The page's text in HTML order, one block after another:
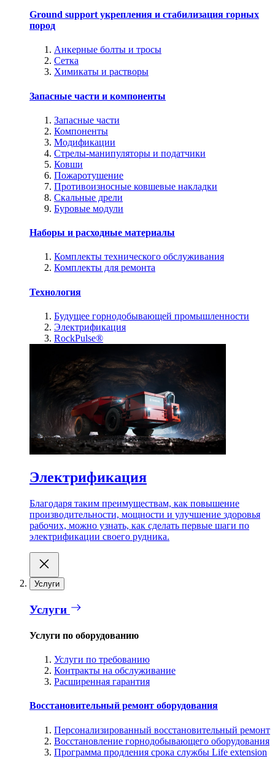
Ground support укрепления и стабилизация горных
пород
Анкерные болты и тросы
Сетка
Химикаты и растворы
Запасные части и компоненты
Запасные части
Компоненты
Модификации
Стрелы-манипуляторы и податчики
Ковши
Пожаротушение
Противоизносные ковшевые накладки
Скальные дрели
Буровые модули
Наборы и расходные материалы
Комплекты технического обслуживания
Комплекты для ремонта
Технология
Будущее горнодобывающей промышленности
Электрификация
RockPulse®
Электрификация
Благодаря таким преимуществам, как повышение
производительности, мощности и улучшение здоровья
рабочих, можно узнать, как сделать первые шаги по
электрификации своего рудника.
Услуги
Услуги
Услуги по оборудованию
Услуги по требованию
Контракты на обслуживание
Расширенная гарантия
Восстановительный ремонт оборудования
Персонализированный восстановительный ремонт
Восстановление горнодобывающего оборудования
Программа продления срока службы Life extension